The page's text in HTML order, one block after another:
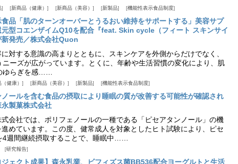
新商品（健康） 新商品（美容） 新製品 機能性表示食品制度
品「肌のターンオーバーとうるおい維持をサポートする」美容サプ
元型コエンザイムQ10を配合『feat. Skin cycle（フィート スキンサイ
新発売／株式会社Quon
対する意識の高まりとともに、スキンケアを外側からだけでなく、
ーズが広がっています。とくに、年齢や生活習慣の変化により、肌
ゆらぎを感……
健康） 新商品（美容） 新製品 機能性表示食品制度
ノールを含む食品の摂取により睡眠の質が改善する可能性が確認され
永製菓株式会社
会社では、ポリフェノールの一種である「ピセアタンノール」の機
めています。この度、健常成人を対象としたヒト試験により、ピセ
4週間継続摂取することで、睡眠中……
研究報告
ジェクト成果】森永乳業、ビフィズス菌BB536配合ヨーグルトと生活